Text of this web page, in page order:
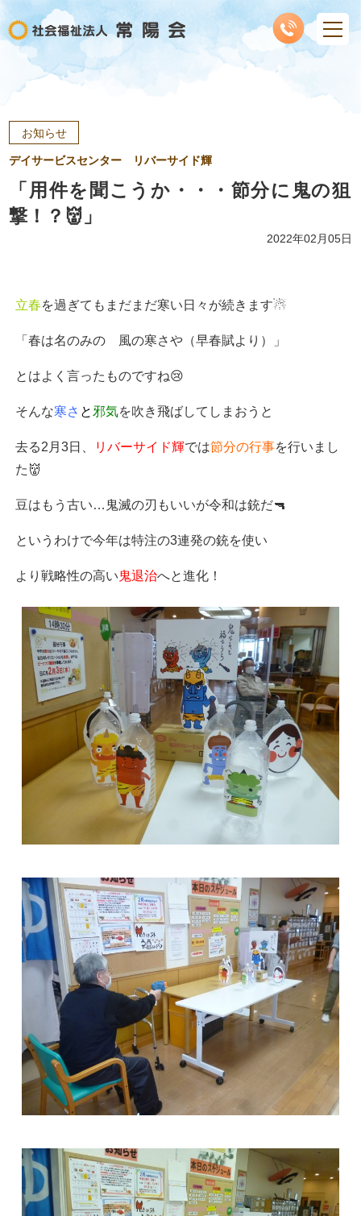
お知らせ
デイサービスセンター リバーサイド輝
「用件を聞こうか・・・節分に鬼の狙
撃！？👹」
2022年02月05日
立春を過ぎてもまだまだ寒い日々が続きます☃
「春は名のみの 風の寒さや（早春賦より）」
とはよく言ったものですね😢
そんな寒さ と 邪気を吹き飛ばしてしまおうと
去る2月3日、 リバーサイド輝では節分の行事を行いまし
た👹
豆はもう古い…鬼滅の刃もいいが令和は銃だ🔫
というわけで今年は特注の3連発の銃を使い
より戦略性の高い鬼退治へと進化！